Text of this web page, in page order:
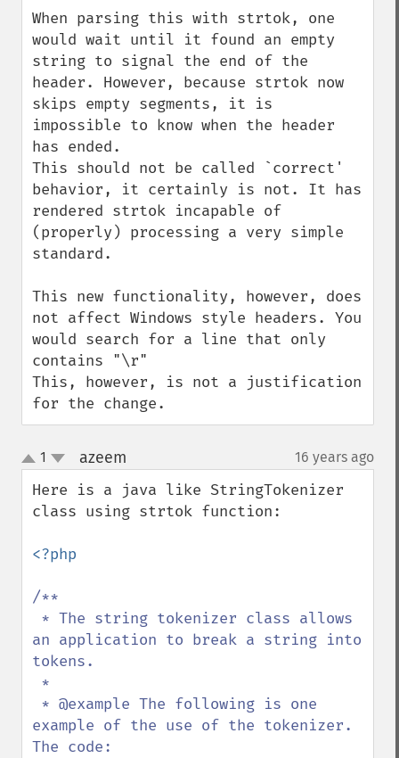
When parsing this with strtok, one
would wait until it found an empty
string to signal the end of the
header. However, because strtok now
skips empty segments, it is
impossible to know when the header
has ended.
This should not be called `correct'
behavior, it certainly is not. It has
rendered strtok incapable of
(properly) processing a very simple
standard.
This new functionality, however, does
not affect Windows style headers. You
would search for a line that only
contains "\r"
This, however, is not a justification
for the change.
up
down
1 azeem 16 years ago
Here is a java like StringTokenizer
class using strtok function:
<?php
/**
an application to break a string into
tokens.
example of the use of the tokenizer.
The code: